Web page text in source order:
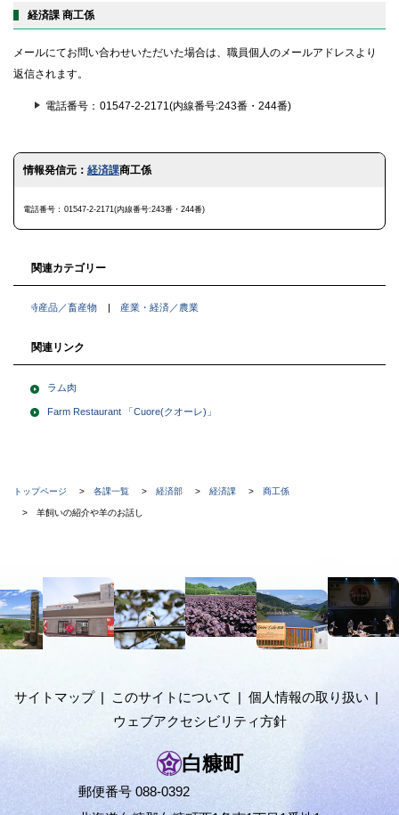
る
経済課 商工係
メールにてお問い合わせいただいた場合は、職員個人のメールアドレスより
返信されます。
電話番号 01547-2-2171(内線番号:243番・244番)
ト
戻
情報発信元： 経済課商工係
電話番号 01547-2-2171(内線番号:243番・244番)
関連カテゴリー
特産品／畜産物 産業・経済／農業
関連リンク
ラム肉
Farm Restaurant 「Cuore(クオーレ)」
現
在
の
階
層
トップページ 各課一覧 経済部 経済課 商工係
羊飼いの紹介や羊のお話し
文
へ
メ
サイトマップ このサイトについて
個人情報の取り扱い
ウェブアクセシビリティ方針
白糠町
郵便番号 088-0392